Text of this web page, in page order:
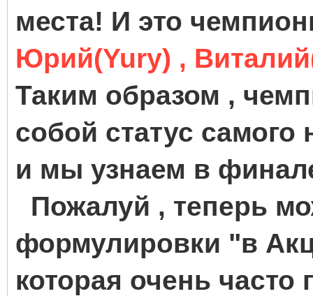
места! И это
Юрий(Yury) ,
Таким образом ,
собой статус самого
и мы узнаем в
Пожалуй , теперь
формулировки "в
которая очень